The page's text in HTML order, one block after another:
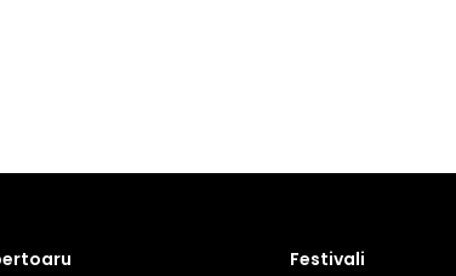
Festivali